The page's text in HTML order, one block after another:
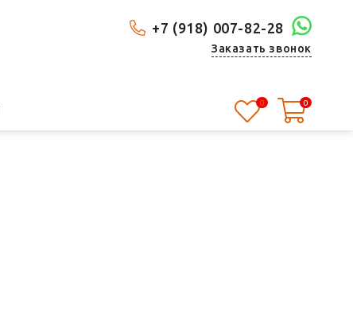
+7 (918) 007-82-28
Заказать звонок
0 0